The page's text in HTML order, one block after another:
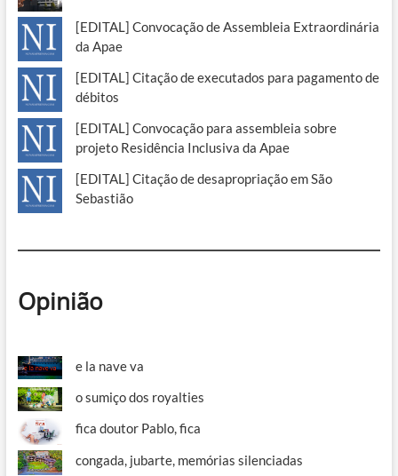
[EDITAL] Convocação de Assembleia Extraordinária
da Apae
[EDITAL] Citação de executados para pagamento de
débitos
[EDITAL] Convocação para assembleia sobre
projeto Residência Inclusiva da Apae
[EDITAL] Citação de desapropriação em São
Sebastião
Opinião
e la nave va
o sumiço dos royalties
fica doutor Pablo, fica
congada, jubarte, memórias silenciadas